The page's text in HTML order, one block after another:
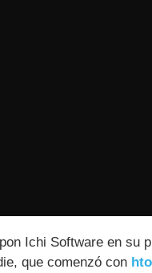
Ichi Software en su
que comenzó con